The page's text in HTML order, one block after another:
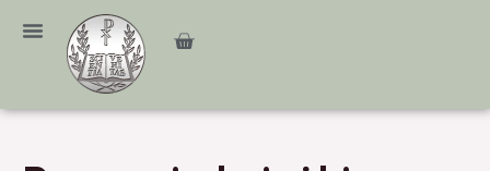
treści
Cart